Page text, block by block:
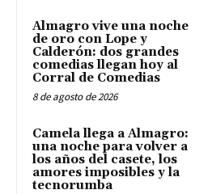
Almagro vive una noche
de oro con Lope y
Calderón: dos grandes
comedias llegan hoy al
Corral de Comedias
8 de agosto de 2026
Camela llega a Almagro:
una noche para volver a
los años del casete, los
amores imposibles y la
tecnorumba